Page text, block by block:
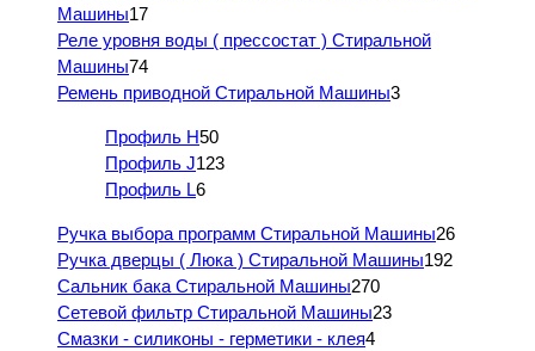
Машины17
Реле уровня воды ( прессостат ) Стиральной
Машины74
Ремень приводной Стиральной Машины3
Профиль H50
Профиль J123
Профиль L6
Ручка выбора программ Стиральной Машины26
Ручка дверцы ( Люка ) Стиральной Машины192
Сальник бака Стиральной Машины270
Сетевой фильтр Стиральной Машины23
Смазки - силиконы - герметики - клея4